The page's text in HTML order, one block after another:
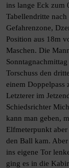
ins lange Eck zum
Tabellendritte
Gefahrenzone,
Position aus 18m
Maschen. Die
Torschuss den
einem Doppelpass
Letzterer im
Schiedsrichter
kann man geben,
Elfmeterpunkt
den Ball kam.
ins eigene Tor
ging es in die